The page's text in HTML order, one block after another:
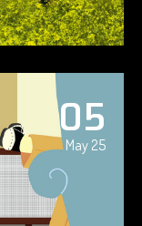
05
May 25